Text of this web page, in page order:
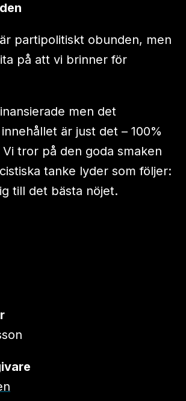
partipolitiskt obunden, men
på att vi brinner för
men det
är just det – 100%
tror på den goda smaken
tanke lyder som följer:
till det bästa nöjet.